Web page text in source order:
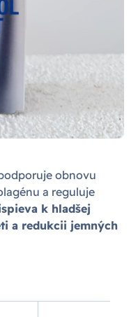
obnovu
a reguluje
k hladšej
a redukcii jemných